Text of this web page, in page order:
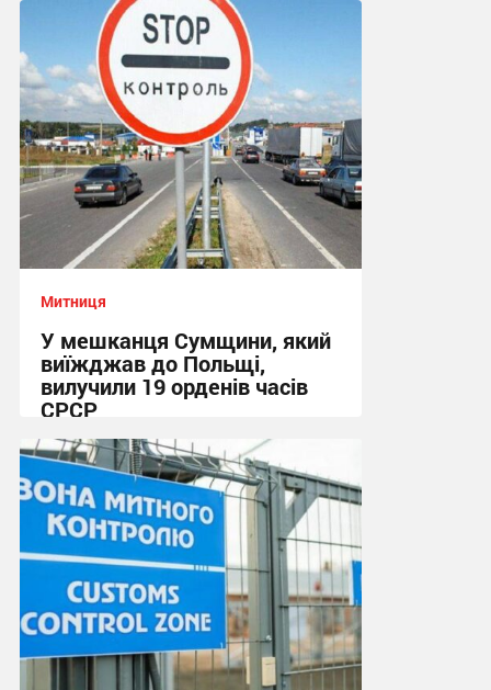
14:35, 7.07.2023
Митниця
У мешканця Сумщини, який
виїжджав до Польщі,
вилучили 19 орденів часів
СРСР
16:11, 6.05.2023